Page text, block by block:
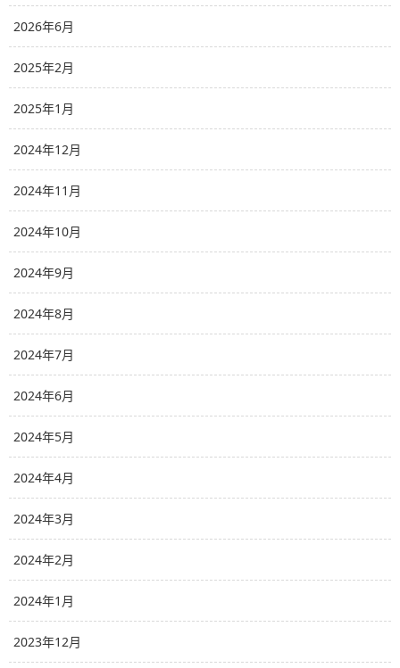
2026年6月
2025年2月
2025年1月
2024年12月
2024年11月
2024年10月
2024年9月
2024年8月
2024年7月
2024年6月
2024年5月
2024年4月
2024年3月
2024年2月
2024年1月
2023年12月